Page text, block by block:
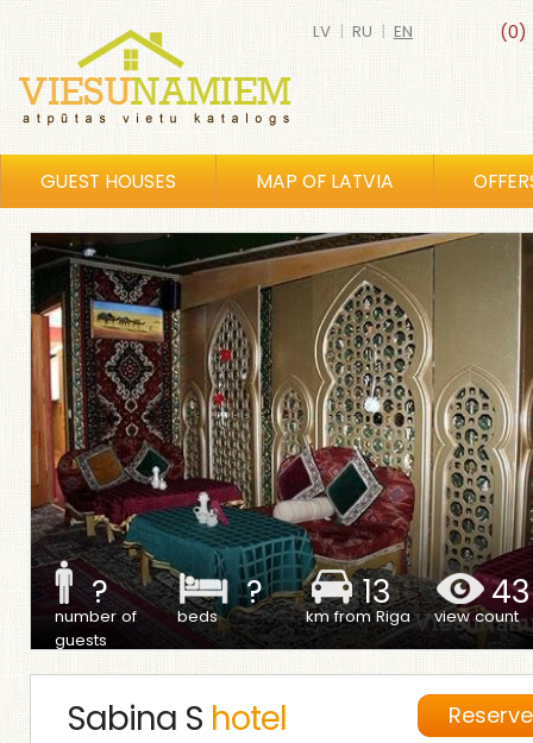
(0)
LV | RU | EN
GUEST HOUSES MAP OF LATVIA
?
number of
guests
?
beds
13
km from Riga view count
Sabina S hotel Reserve